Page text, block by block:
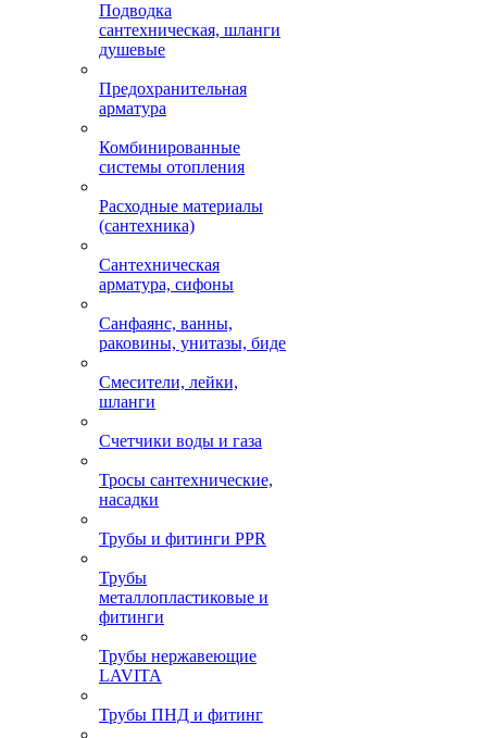
Подводка
сантехническая, шланги
душевые
Предохранительная
арматура
Комбинированные
системы отопления
Расходные материалы
(сантехника)
Сантехническая
арматура, сифоны
Санфаянс, ванны,
раковины, унитазы, биде
Смесители, лейки,
шланги
Счетчики воды и газа
Тросы сантехнические,
насадки
Трубы и фитинги PPR
Трубы
металлопластиковые и
фитинги
Трубы нержавеющие
LAVITA
Трубы ПНД и фитинг